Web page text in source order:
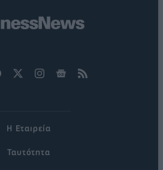
Η Εταιρεία
Ταυτότητα